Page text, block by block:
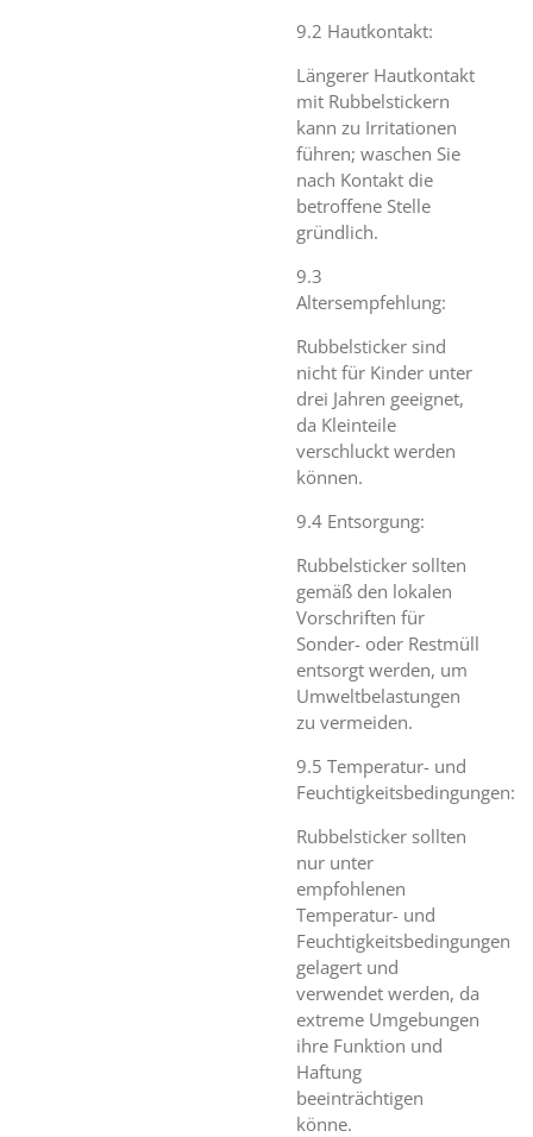
9.2 Hautkontakt:
Längerer Hautkontakt
mit Rubbelstickern
kann zu Irritationen
führen; waschen Sie
nach Kontakt die
betroffene Stelle
gründlich.
9.3
Altersempfehlung:
Rubbelsticker sind
nicht für Kinder unter
drei Jahren geeignet,
da Kleinteile
verschluckt werden
können.
9.4 Entsorgung:
Rubbelsticker sollten
gemäß den lokalen
Vorschriften für
Sonder- oder Restmüll
entsorgt werden, um
Umweltbelastungen
zu vermeiden.
9.5 Temperatur- und
Feuchtigkeitsbedingungen:
Rubbelsticker sollten
nur unter
empfohlenen
Temperatur- und
Feuchtigkeitsbedingungen
gelagert und
verwendet werden, da
extreme Umgebungen
ihre Funktion und
Haftung
beeinträchtigen
könne.